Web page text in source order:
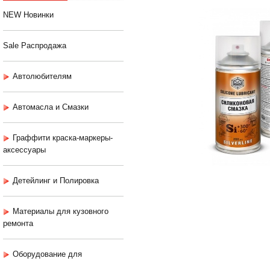
NEW Новинки
Sale Распродажа
Автолюбителям
Автомасла и Смазки
Граффити краска-маркеры-
аксессуары
Детейлинг и Полировка
Материалы для кузовного
ремонта
Оборудование для